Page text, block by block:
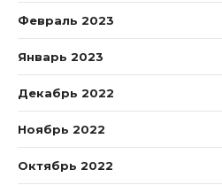
Февраль 2023
Январь 2023
Декабрь 2022
Ноябрь 2022
Октябрь 2022